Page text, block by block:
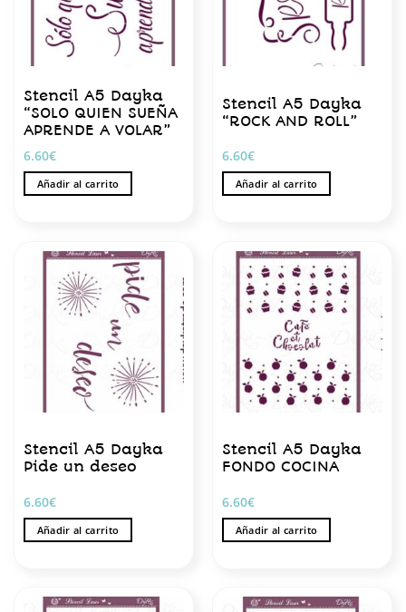
Stencil A5 Dayka
“SOLO QUIEN SUEÑA
APRENDE A VOLAR”
6.60€
Añadir al carrito
Stencil A5 Dayka
“ROCK AND ROLL”
6.60€
Añadir al carrito
Stencil A5 Dayka
Pide un deseo
6.60€
Añadir al carrito
Stencil A5 Dayka
FONDO COCINA
6.60€
Añadir al carrito